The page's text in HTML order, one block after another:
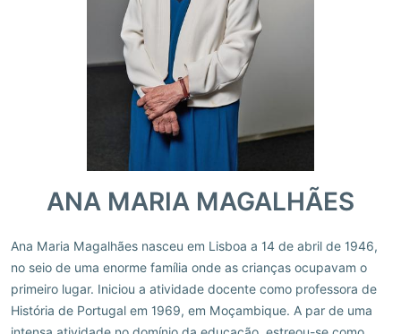
ANA MARIA MAGALHÃES
Ana Maria Magalhães nasceu em Lisboa a 14 de abril de 1946,
no seio de uma enorme família onde as crianças ocupavam o
primeiro lugar. Iniciou a atividade docente como professora de
História de Portugal em 1969, em Moçambique. A par de uma